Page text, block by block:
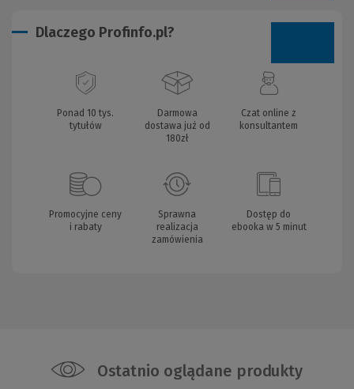
Dlaczego Profinfo.pl?
Ponad 10 tys.
tytułów
Darmowa
dostawa już od
180zł
Czat online z
konsultantem
Promocyjne ceny
i rabaty
Sprawna
realizacja
zamówienia
Dostęp do
ebooka w 5 minut
Ostatnio oglądane produkty